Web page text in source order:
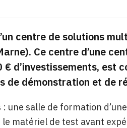
centre de solutions
Ce centre d’une
d’investissements, est
de démonstration et de
une salle de formation
matériel de test avant